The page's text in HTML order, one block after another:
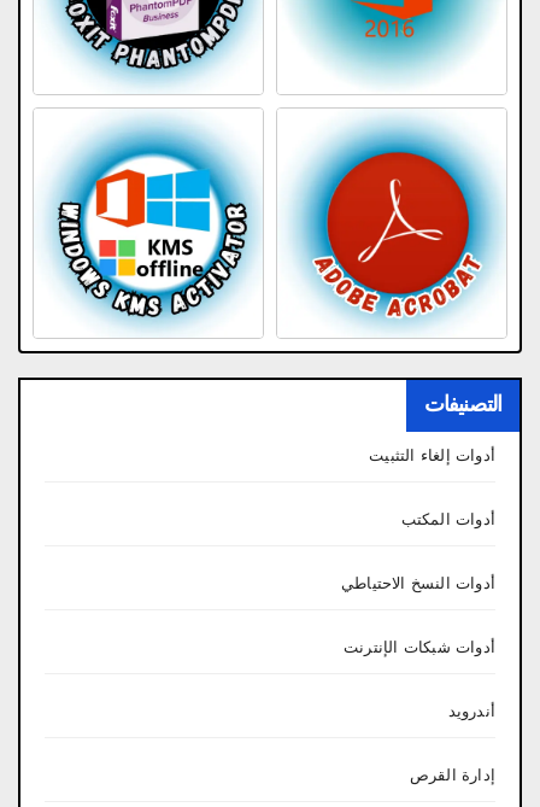
التصنيفات
أدوات إلغاء التثبيت
أدوات المكتب
أدوات النسخ الاحتياطي
أدوات شبكات الإنترنت
أندرويد
إدارة القرص